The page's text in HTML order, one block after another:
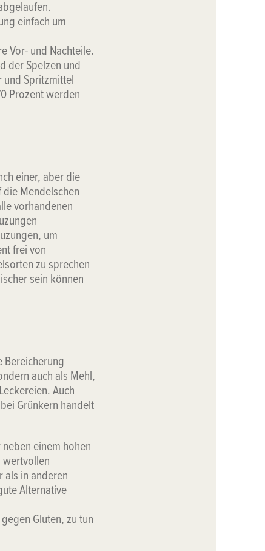
einfach um
Vor- und Nachteile.
der Spelzen und
und Spritzmittel
Prozent werden
einer, aber die
Mendelschen
vorhandenen
um
frei von
zu sprechen
sein können
Bereicherung
auch als Mehl,
Auch
Grünkern handelt
einem hohen
wertvollen
als in anderen
Alternative
Gluten, zu tun